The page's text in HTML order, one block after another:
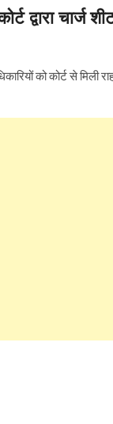
द्वारा चार्ज
को कोर्ट से मिली